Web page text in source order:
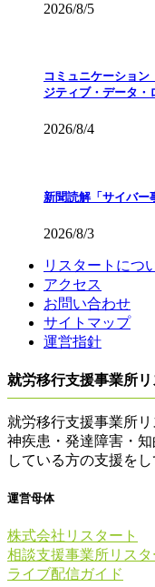
2026/8/5
コミュニケーショ
ジティブ・データ・
2026/8/4
新聞読解「サイバー
2026/8/3
リスタートにつ
アクセス
お問い合わせ
サイトマップ
運営指針
就労移行支援事業所
就労移行支援事業所
神疾患・発達障害・
している方の支援をし
運営母体
株式会社リスタート
相談支援事業所リスタ
ライブ配信ガイド